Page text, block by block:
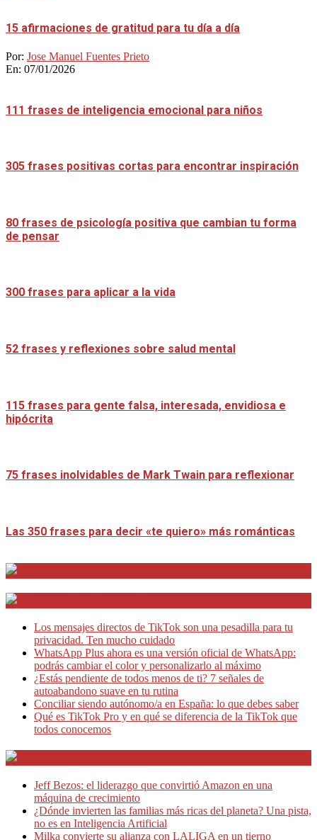
15 afirmaciones de gratitud para tu día a día
Por: Jose Manuel Fuentes Prieto
En: 07/01/2026
111 frases de inteligencia emocional para niños
305 frases positivas cortas para encontrar inspiración
80 frases de psicología positiva que cambian tu forma
de pensar
300 frases para aplicar a la vida
52 frases y reflexiones sobre salud mental
115 frases para gente falsa, interesada, envidiosa e
hipócrita
75 frases inolvidables de Mark Twain para reflexionar
Las 350 frases para decir «te quiero» más románticas
Los mensajes directos de TikTok son una pesadilla para tu
privacidad. Ten mucho cuidado
WhatsApp Plus ahora es una versión oficial de WhatsApp:
podrás cambiar el color y personalizarlo al máximo
¿Estás pendiente de todos menos de ti? 7 señales de
autoabandono suave en tu rutina
Conciliar siendo autónomo/a en España: lo que debes saber
Qué es TikTok Pro y en qué se diferencia de la TikTok que
todos conocemos
Jeff Bezos: el liderazgo que convirtió Amazon en una
máquina de crecimiento
¿Dónde invierten las familias más ricas del planeta? Una pista,
no es en Inteligencia Artificial
Milka convierte su alianza con LALIGA en un tierno